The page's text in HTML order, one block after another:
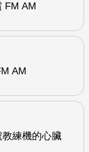
FM AM
AM
練機的心臟